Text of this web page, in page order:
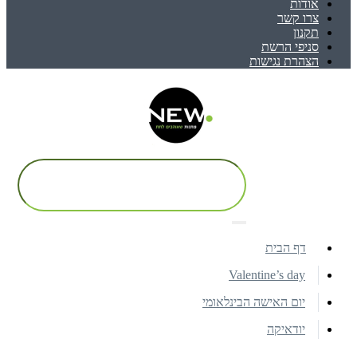
אודות
צרו קשר
תקנון
סניפי הרשת
הצהרת נגישות
דף הבית
Valentine’s day
יום האישה הבינלאומי
יודאיקה